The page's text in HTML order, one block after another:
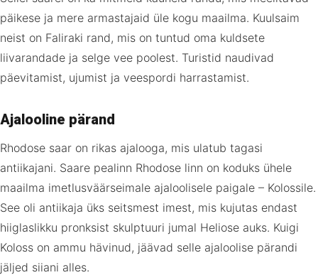
päikese ja mere armastajaid üle kogu maailma. Kuulsaim
neist on Faliraki rand, mis on tuntud oma kuldsete
liivarandade ja selge vee poolest. Turistid naudivad
päevitamist, ujumist ja veespordi harrastamist.
Ajalooline pärand
Rhodose saar on rikas ajalooga, mis ulatub tagasi
antiikajani. Saare pealinn Rhodose linn on koduks ühele
maailma imetlusväärseimale ajaloolisele paigale – Kolossile.
See oli antiikaja üks seitsmest imest, mis kujutas endast
hiiglaslikku pronksist skulptuuri jumal Heliose auks. Kuigi
Koloss on ammu hävinud, jäävad selle ajaloolise pärandi
jäljed siiani alles.